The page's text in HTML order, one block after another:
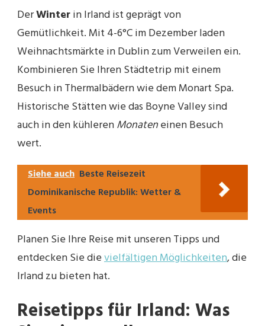
DerWinterin Irland ist geprägt von
Gemütlichkeit. Mit 4-6°C im Dezember laden
Weihnachtsmärkte in Dublin zum Verweilen ein.
Kombinieren Sie Ihren Städtetrip mit einem
Besuch in Thermalbädern wie dem Monart Spa.
Historische Stätten wie das Boyne Valley sind
auch in den kühlerenMonateneinen Besuch
wert.
Siehe auch Beste Reisezeit
Dominikanische Republik: Wetter &
Events
Planen Sie Ihre Reise mit unseren Tipps und
entdecken Sie dievielfältigen Möglichkeiten, die
Irland zu bieten hat.
Reisetipps für Irland: Was